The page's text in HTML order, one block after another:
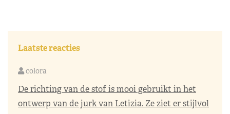
Laatste reacties
colora
De richting van de stof is mooi gebruikt in het
ontwerp van de jurk van Letizia. Ze ziet er stijlvol